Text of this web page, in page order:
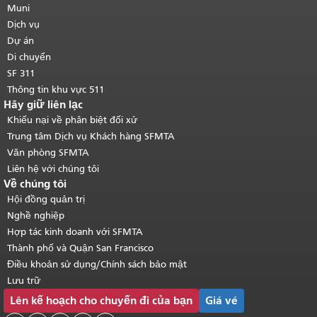
của trang này được lặp lại trên mọi
trang.Quay lại đầu trang nội dung
chính.
Muni
Dịch vụ
Dự án
Di chuyển
SF 311
Thông tin khu vực 511
Hãy giữ liên lạc
Khiếu nại về phân biệt đối xử
Trung tâm Dịch vụ Khách hàng SFMTA
Văn phòng SFMTA
Liên hệ với chúng tôi
Về chúng tôi
Hội đồng quản trị
Nghề nghiệp
Hợp tác kinh doanh với SFMTA
Thành phố và Quận San Francisco
Điều khoản sử dụng/Chính sách bảo mật
Lưu trữ
Lên kế hoạch cho chuyến đi của bạn Giá vé